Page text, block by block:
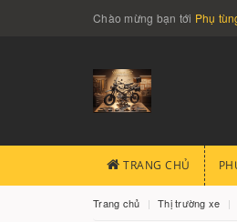
Chào mừng bạn tới Phụ
TRANG CHỦ
Trang chủ Thị trường xe